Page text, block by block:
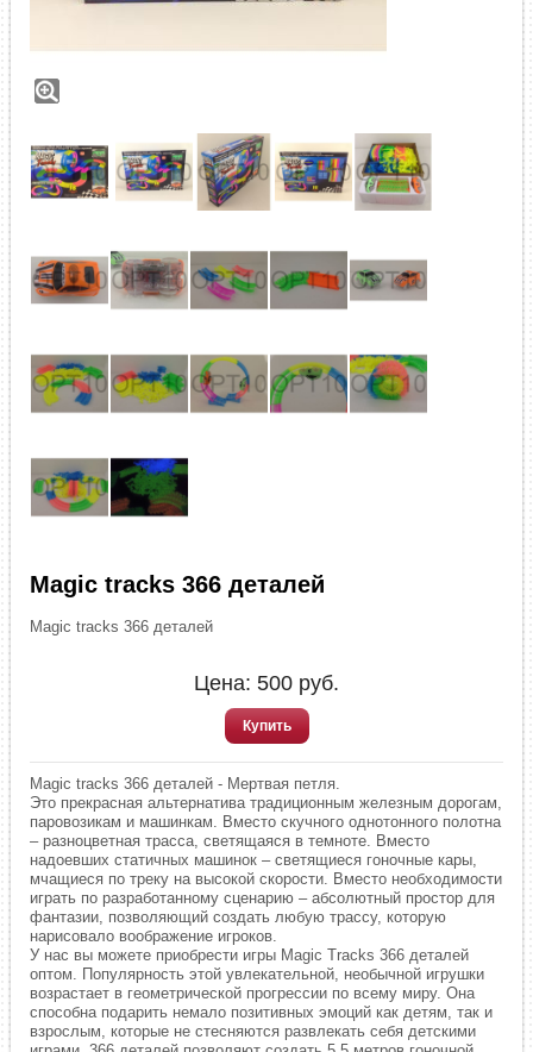
Magic tracks 366 деталей
Magic tracks 366 деталей
Цена: 500 руб.
Купить
Magic tracks 366 деталей - Мертвая петля.
Это прекрасная альтернатива традиционным железным дорогам,
паровозикам и машинкам. Вместо скучного однотонного полотна
– разноцветная трасса, светящаяся в темноте. Вместо
надоевших статичных машинок – светящиеся гоночные кары,
мчащиеся по треку на высокой скорости. Вместо необходимости
играть по разработанному сценарию – абсолютный простор для
фантазии, позволяющий создать любую трассу, которую
нарисовало воображение игроков.
У нас вы можете приобрести игры Magic Tracks 366 деталей
оптом. Популярность этой увлекательной, необычной игрушки
возрастает в геометрической прогрессии по всему миру. Она
способна подарить немало позитивных эмоций как детям, так и
взрослым, которые не стесняются развлекать себя детскими